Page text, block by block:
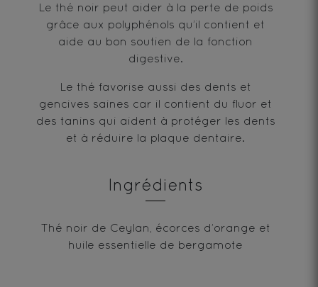
Le thé noir peut aider à la perte de poids
grâce aux polyphénols qu’il contient et
aide au bon soutien de la fonction
digestive.
Le thé favorise aussi des dents et
gencives saines car il contient du fluor et
des tanins qui aident à protéger les dents
et à réduire la plaque dentaire.
Ingrédients
Thé noir de Ceylan, écorces d’orange et
huile essentielle de bergamote